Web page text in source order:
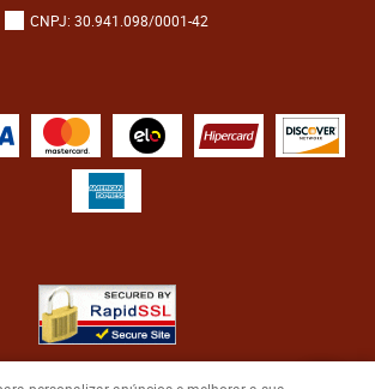
CNPJ: 30.941.098/0001-42